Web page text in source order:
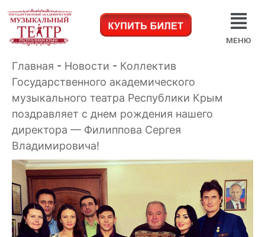
МЕНЮ
Главная - Новости - Коллектив
Государственного академического
музыкального театра Республики Крым
поздравляет с днем рождения нашего
директора — Филиппова Сергея
Владимировича!